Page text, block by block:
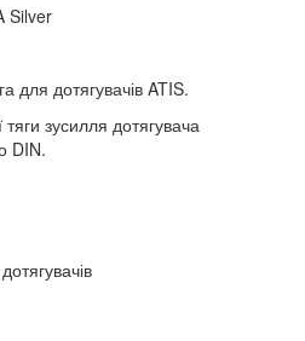
Silver
для дотягувачів ATIS.
зусилля дотягувача
DIN.